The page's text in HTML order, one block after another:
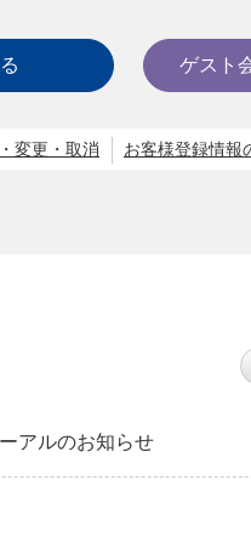
ゲスト
変更・取消 お客様登録情報
アルのお知らせ